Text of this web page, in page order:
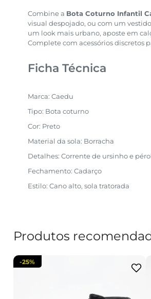
Combine a Bota Coturno Infantil
visual despojado, ou com um
um look mais urbano, aposte em
Complete com acessórios discretos
Ficha Técnica
Marca: Caedu
Tipo: Bota coturno
Cor: Preto
Material da sola: Borracha
Detalhes: Corrente de ursinho e
Fechamento: Cadarço
Estilo: Cano alto, sola tratorada
Produtos
-25%